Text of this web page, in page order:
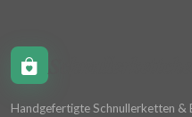
Handgefertigte Schnullerketten &